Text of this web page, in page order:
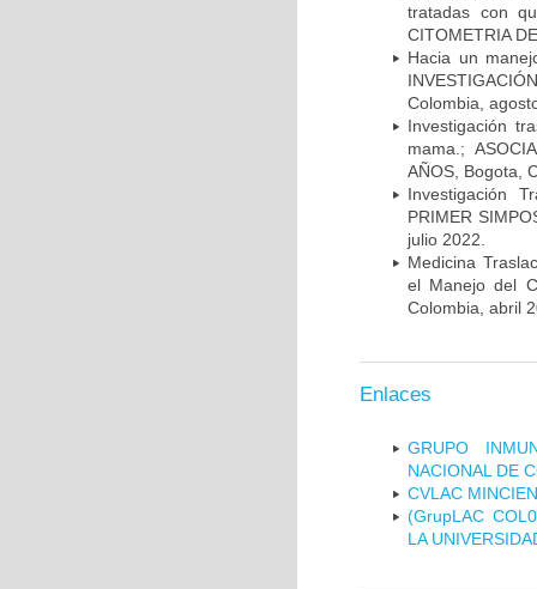
tratadas con
CITOMETRIA
Hacia un
Colombia,
Investigación
mama.;
AÑOS, Bogota,
Investigación
PRIMER
julio 2022.
Medicina
el Manejo del
Colombia, abril
Enlaces
GRUPO
NACIONAL DE
CVLAC
(GrupLAC
LA